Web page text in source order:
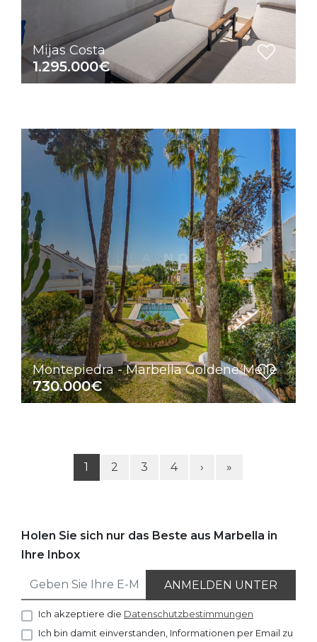
Mijas Costa
1.295.000€
Montepiedra - Marbella Goldene Meile
730.000€
1 2 3 4 › »
Holen Sie sich nur das Beste aus Marbella in
Ihre Inbox
ANMELDEN UNTER
Ich akzeptiere die Datenschutzbestimmungen
Ich bin damit einverstanden, Informationen per Email zu